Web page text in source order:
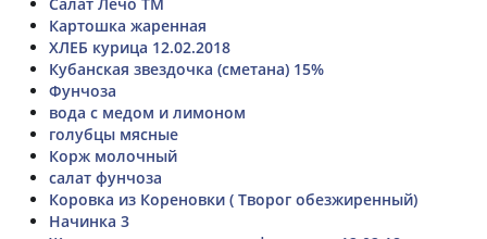
Картошка жаренная
ХЛЕБ курица 12.02.2018
Кубанская звездочка (сметана) 15%
Фунчоза
вода с медом и лимоном
голубцы мясные
Корж молочный
салат фунчоза
Коровка из Кореновки ( Творог обезжиренный)
Начинка 3